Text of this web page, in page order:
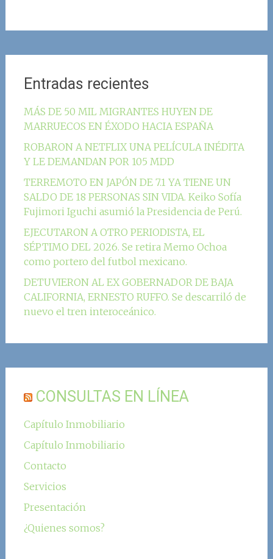
Entradas recientes
MÁS DE 50 MIL MIGRANTES HUYEN DE
MARRUECOS EN ÉXODO HACIA ESPAÑA
ROBARON A NETFLIX UNA PELÍCULA INÉDITA
Y LE DEMANDAN POR 105 MDD
TERREMOTO EN JAPÓN DE 7.1 YA TIENE UN
SALDO DE 18 PERSONAS SIN VIDA. Keiko Sofía
Fujimori Iguchi asumió la Presidencia de Perú.
EJECUTARON A OTRO PERIODISTA, EL
SÉPTIMO DEL 2026. Se retira Memo Ochoa
como portero del futbol mexicano.
DETUVIERON AL EX GOBERNADOR DE BAJA
CALIFORNIA, ERNESTO RUFFO. Se descarriló de
nuevo el tren interoceánico.
CONSULTAS EN LÍNEA
Capítulo Inmobiliario
Capítulo Inmobiliario
Contacto
Servicios
Presentación
¿Quienes somos?